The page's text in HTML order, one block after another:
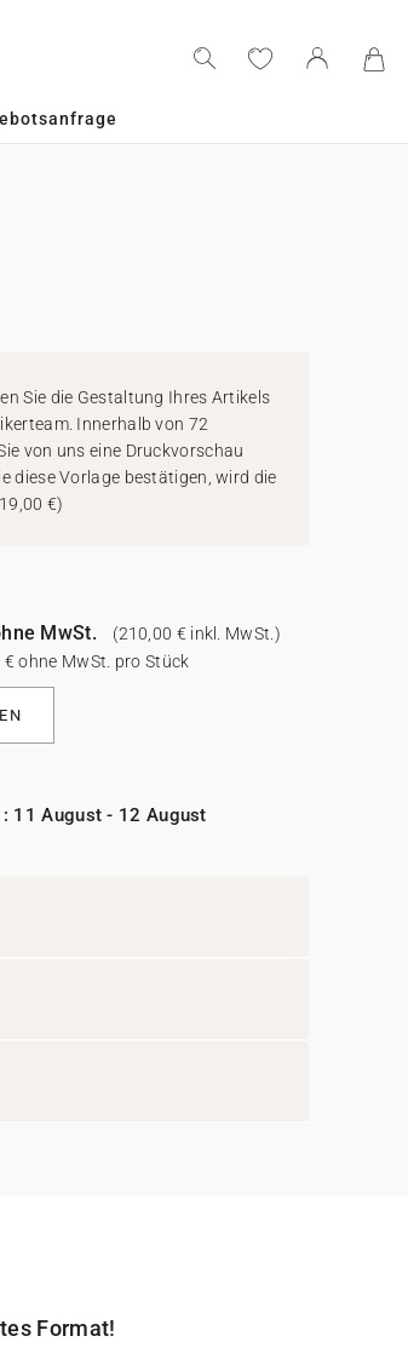
Sie die Gestaltung Ihres Artikels
Innerhalb von 72
von uns eine Druckvorschau
diese Vorlage bestätigen, wird die
€)
MwSt.
(210,00 € inkl. MwSt.)
ohne MwSt. pro Stück
11 August - 12 August
Format!